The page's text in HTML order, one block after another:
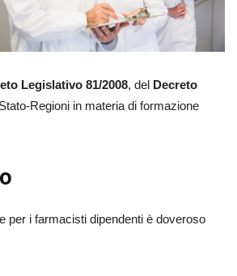
Legislativo 81/2008, del Decreto
Regioni in materia di formazione
per i farmacisti dipendenti è doveroso